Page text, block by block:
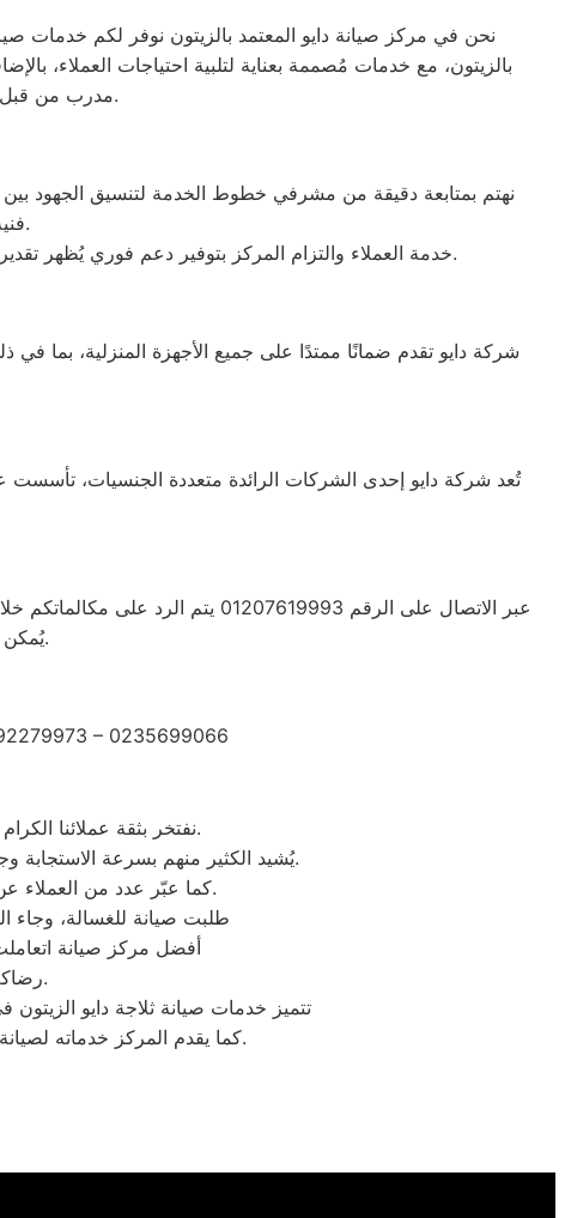
نحن في مركز صيانة دايو المعتمد بالزيتون نوفر لكم خدمات
بالزيتون، مع خدمات مُصممة بعناية لتلبية احتياجات العملاء،
مدرب من قبل الوكلاء الرسميين لجميع العلامات التجارية، مما يضمن تقديم خدمة عالية الجودة.
نهتم بمتابعة دقيقة من مشرفي خطوط الخدمة لتنسيق الجهود بين
فنية أو لحل مشكلة عاجلة، سواء كان ذلك عطل بسيط أو موقف طارئ.
خدمة العملاء والتزام المركز بتوفير دعم فوري يُظهر تقديرنا الدائم لثقتكم. نقدم حلولاً عملية وأفضل المساعدات الممكنة بفضل فريق الدعم المدرب على التعامل مع كافة الإشكاليات.
شركة دايو تقدم ضمانًا ممتدًا على جميع الأجهزة المنزلية، بما
يُمكن الحصول على خدمة دعم عملاء متعددة اللغات تناسب جميع احتياجاتكم.
– 0235699066
نفتخر بثقة عملائنا الكرام الذين شاركونا تجاربهم الإيجابية بعد الاستفادة من خدمات مركز صيانة وستنجهلوس الزيتون.
يُشيد الكثير منهم بسرعة الاستجابة وجودة الصيانة والدقة في المواعيد، بالإضافة إلى احترافية الفنيين وحرصهم على استخدام قطع غيار أصلية.
كما عبّر عدد من العملاء عن رضاهم الكامل بخدمة ما بعد الصيانة والمتابعة المستمرة لضمان عمل الأجهزة بكفاءة عالية.
“طلبت صيانة للغسالة، وجاء
“أفضل مركز صيانة
رضاكم هو هدفنا الأول، ونعمل دائمًا على تقديم تجربة صيانة ترتقي لتوقعاتكم.
تتميز خدمات صيانة ثلاجة دايو
كما يقدم المركز خدماته لصيانةبجانب أجهزة دايو لضمان تغطية شاملة تلبي توقعات عملائنا الكرام.